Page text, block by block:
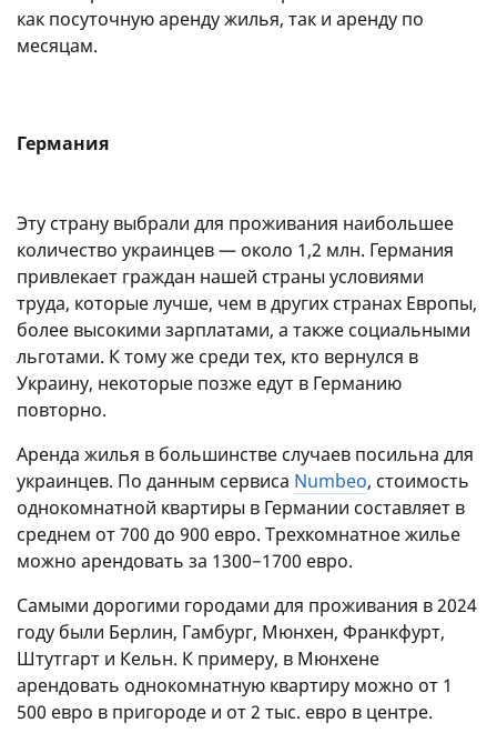
как посуточную аренду жилья, так и аренду по
месяцам.
Германия
Эту страну выбрали для проживания наибольшее
количество украинцев — около 1,2 млн. Германия
привлекает граждан нашей страны условиями
труда, которые лучше, чем в других странах Европы,
более высокими зарплатами, а также социальными
льготами. К тому же среди тех, кто вернулся в
Украину, некоторые позже едут в Германию
повторно.
Аренда жилья в большинстве случаев посильна для
украинцев. По данным сервиса Numbeo, стоимость
однокомнатной квартиры в Германии составляет в
среднем от 700 до 900 евро. Трехкомнатное жилье
можно арендовать за 1300−1700 евро.
Самыми дорогими городами для проживания в 2024
году были Берлин, Гамбург, Мюнхен, Франкфурт,
Штутгарт и Кельн. К примеру, в Мюнхене
арендовать однокомнатную квартиру можно от 1
500 евро в пригороде и от 2 тыс. евро в центре.